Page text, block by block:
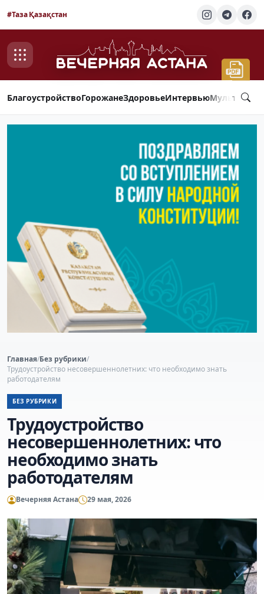
#Таза Қазақстан
БлагоустройствоГорожанеЗдоровьеИнтервью
Главная/Без рубрики/
Трудоустройство несовершеннолетних: что необходимо знать
работодателям
БЕЗ РУБРИКИ
Трудоустройство
несовершеннолетних: что
необходимо знать
работодателям
Вечерняя Астана 29 мая, 2026